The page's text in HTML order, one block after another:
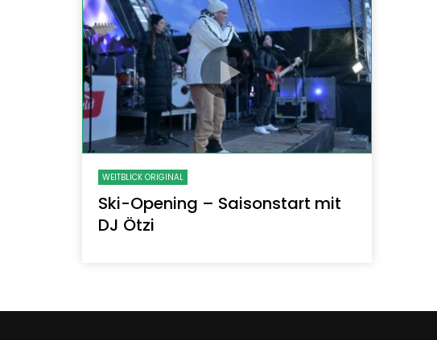
WEITBLICK ORIGINAL
Ski-Opening – Saisonstart mit
DJ Ötzi